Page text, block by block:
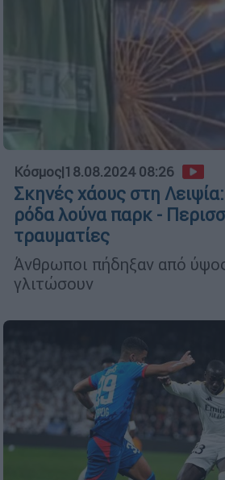
Κόσμος|18.08.2024 08:26
Σκηνές χάους στη
ρόδα λούνα παρκ -
τραυματίες
Άνθρωποι πήδηξαν από
γλιτώσουν